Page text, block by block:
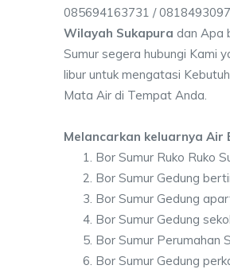
085694163731 /
Wilayah Sukapura dan Apa
Sumur segera hubungi Kami
libur untuk mengatasi
Mata Air di Tempat Anda.
Melancarkan keluarnya Air
Bor Sumur Ruko Ruko
Bor Sumur Gedung
Bor Sumur Gedung
Bor Sumur Gedung
Bor Sumur Perumahan
Bor Sumur Gedung